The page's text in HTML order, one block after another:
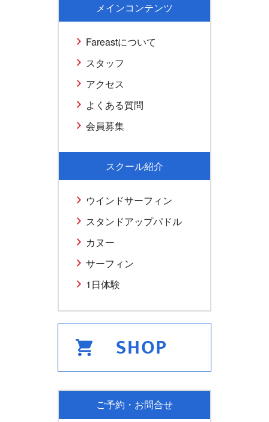
メインコンテンツ
Fareastについて
スタッフ
アクセス
よくある質問
会員募集
スクール紹介
ウインドサーフィン
スタンドアップパドル
カヌー
サーフィン
1日体験
ご予約・お問合せ